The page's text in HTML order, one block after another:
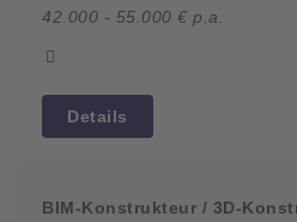
42.000 - 55.000 € p.a.
Details
BIM-Konstrukteur / 3D-